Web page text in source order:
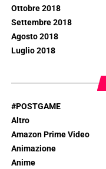
Ottobre 2018
Settembre 2018
Agosto 2018
Luglio 2018
#POSTGAME
Altro
Amazon Prime Video
Animazione
Anime